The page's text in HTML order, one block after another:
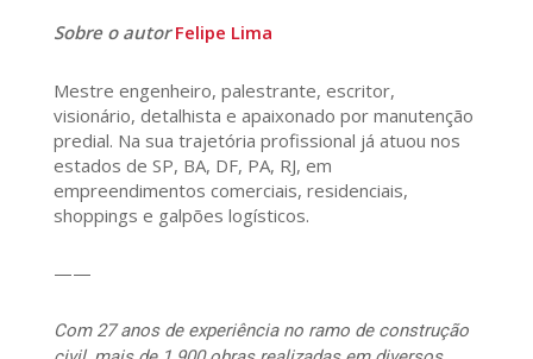
Sobre o autorFelipe Lima
Mestre engenheiro, palestrante, escritor,
visionário, detalhista e apaixonado por manutenção
predial. Na sua trajetória profissional já atuou nos
estados de SP, BA, DF, PA, RJ, em
empreendimentos comerciais, residenciais,
shoppings e galpões logísticos.
——
Com 27 anos de experiência no ramo de construção